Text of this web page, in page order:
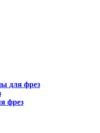
для фрез
фрез